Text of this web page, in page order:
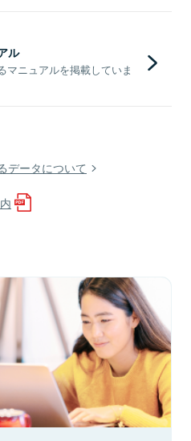
ル
マニュアルを掲載していま
データについて